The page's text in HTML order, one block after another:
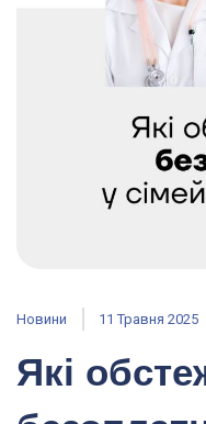
Новини 11 Травня 2025
Які